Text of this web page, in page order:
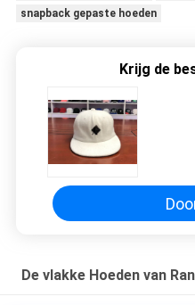
snapback gepaste hoeden
Krijg de
De vlakke Hoeden van